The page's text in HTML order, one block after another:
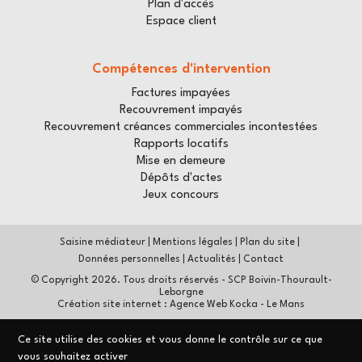
ensuite remis. Il constitue la première étape essentielle
pour engager un dialogue avec l'auteur des troubles,
pour demander la cessation des nuisances et l'obtention
de dommages et intérêts.
SCP Boivin Thourault Leborgne : votre
étude d'huissier de justice à Paris près
du Crédit Agricole
Située au cœur de la capitale, laSCP Boivin Thourault
est une étude reconnue pour son
de justice à Paris près du Crédit Agricole , nous offrons
une proximité et une disponibilité essentielles pour
répondre efficacement à vos demandes. Notre équipe
de commissaires de justice allie une connaissance
approfondie du droit et une grande expérience du
terrain pour vous accompagner dans toutes vos
démarches juridiques. Notre mission est de vous fournir
des solutions claires et des preuves solides pour
Plan d'accès
Espace client
Compétences d'intervention
Factures impayées
Recouvrement impayés
Recouvrement créances commerciales incontestées
Rapports locatifs
Mise en demeure
Dépôts d'actes
Jeux concours
Saisine médiateur Mentions légales Plan du site
Données personnelles
Actualités Contact
© Copyright 2026. Tous droits réservés - SCP Boivin-Thourault-
Leborgne
Création site internet : Agence Web Kocka - Le Mans
Ce site utilise des cookies et vous donne le contrôle sur ce que
vous souhaitez activer